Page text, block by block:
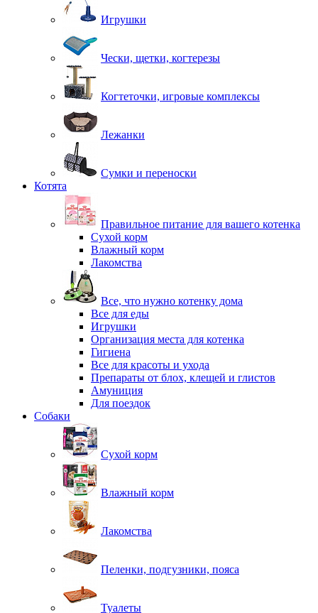
Игрушки
Чески, щетки, когтерезы
Когтеточки, игровые комплексы
Лежанки
Сумки и переноски
Котята
Правильное питание для вашего котенка
Сухой корм
Влажный корм
Лакомства
Все, что нужно котенку дома
Все для еды
Игрушки
Организация места для котенка
Гигиена
Все для красоты и ухода
Препараты от блох, клещей и глистов
Амуниция
Для поездок
Собаки
Сухой корм
Влажный корм
Лакомства
Пеленки, подгузники, пояса
Туалеты